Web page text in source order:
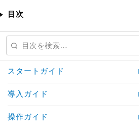
目次
スタートガイド
導入ガイド
操作ガイド